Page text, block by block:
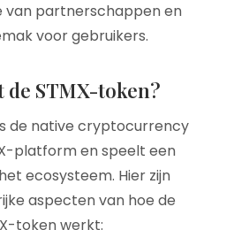
van partnerschappen en
voor gebruikers.
de STMX-token?
de native cryptocurrency
platform en speelt een
ecosysteem. Hier zijn
aspecten van hoe de
token werkt: